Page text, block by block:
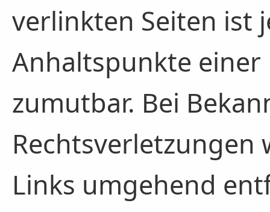
verlinkten Seiten ist
Anhaltspunkte
zumutbar. Bei
Links umgehend